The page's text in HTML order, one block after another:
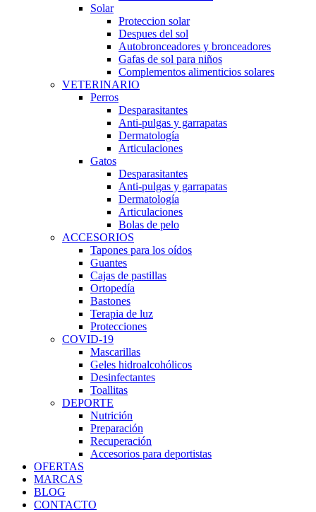
Solar
Proteccion solar
Despues del sol
Autobronceadores y bronceadores
Gafas de sol para niños
Complementos alimenticios solares
VETERINARIO
Perros
Desparasitantes
Anti-pulgas y garrapatas
Dermatología
Articulaciones
Gatos
Desparasitantes
Anti-pulgas y garrapatas
Dermatología
Articulaciones
Bolas de pelo
ACCESORIOS
Tapones para los oídos
Guantes
Cajas de pastillas
Ortopedía
Bastones
Terapia de luz
Protecciones
COVID-19
Mascarillas
Geles hidroalcohólicos
Desinfectantes
Toallitas
DEPORTE
Nutrición
Preparación
Recuperación
Accesorios para deportistas
OFERTAS
MARCAS
BLOG
CONTACTO